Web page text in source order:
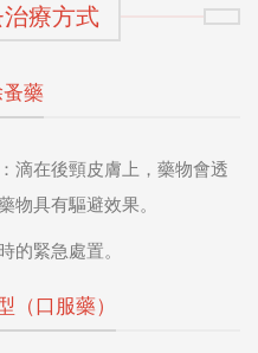
療方式
蚤藥
滴在後頸皮膚上，藥物會透
物具有驅避效果。
的緊急處置。
（口服藥）